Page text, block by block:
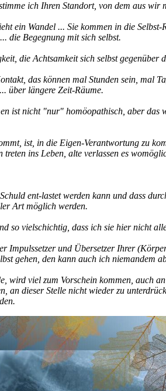
ich Ihren Standort, von dem aus wir
ein Wandel ... Sie kommen in die
die Begegnung mit sich selbst.
die Achtsamkeit sich selbst gegenüber
das können mal Stunden sein, mal
über längere Zeit-Räume.
ist nicht "nur" homöopathisch, aber das
ist, in die Eigen-Verantwortung zu
treten ins Leben, alte verlassen es
ent-lastet werden kann und dass
Art möglich werden.
so vielschichtig, dass ich sie hier nicht
Impulssetzer und Übersetzer Ihrer
gehen, den kann auch ich niemandem
wird viel zum Vorschein kommen, auch
an dieser Stelle nicht wieder zu